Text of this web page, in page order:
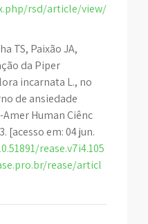
rsd/article/view/
TS, Paixão JA,
da Piper
incarnata L., no
de ansiedade
Human Ciênc
[acesso em: 04 jun.
rease.v7i4.105
rease/articl